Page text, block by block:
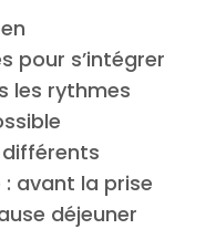
pour s’intégrer
les rythmes
différents
avant la prise
déjeuner